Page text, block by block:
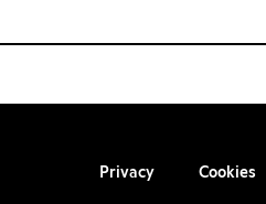
Privacy Cookies